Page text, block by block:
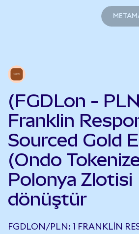
(FGDLon -
Franklin
Sourced Gold
(Ondo
Polonya Zlotisi
dönüştür
FGDLON/PLN: 1 FRANKLIN